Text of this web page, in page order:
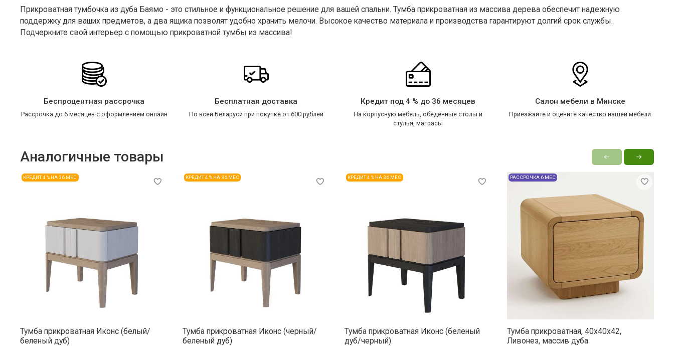
Прикроватная тумбочка из дуба Баямо - это стильное и функциональное решение для вашей спальни. Тумба прикроватная из массива дерева обеспечит надежную
поддержку для ваших предметов, а два ящика позволят удобно хранить мелочи. Высокое качество материала и производства гарантируют долгий срок службы.
Подчеркните свой интерьер с помощью прикроватной тумбы из массива!
Беспроцентная рассрочка
Рассрочка до 6 месяцев с оформлением онлайн
Бесплатная доставка
По всей Беларуси при покупке от 600 рублей
Кредит под 4 % до 36 месяцев
На корпусную мебель, обеденные столы и
стулья, матрасы
Салон мебели в Минске
Приезжайте и оцените качество нашей мебели
Аналогичные товары
КРЕДИТ 4 % НА 36 МЕС
Тумба прикроватная Иконс (белый/
беленый дуб)
КРЕДИТ 4 % НА 36 МЕС
Тумба прикроватная Иконс (черный/
беленый дуб)
КРЕДИТ 4 % НА 36 МЕС
Тумба прикроватная Иконс (беленый
дуб/черный)
РАССРОЧКА 6 МЕС
Тумба прикроватная, 40x40x42,
Ливонез, массив дуба